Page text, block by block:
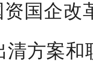
资国企
清方案